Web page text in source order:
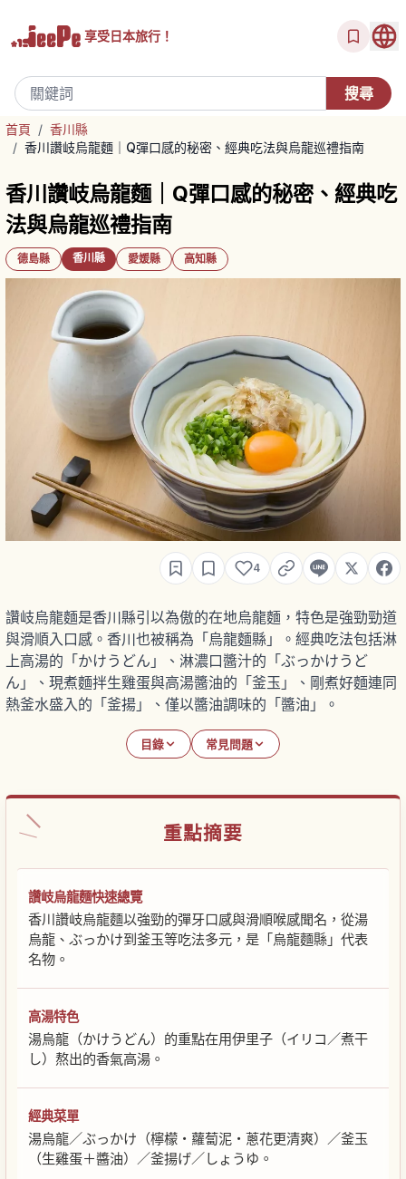
享受日本旅行！
首頁 / 香川縣
/ 香川讚岐烏龍麵｜Q彈口感的秘密、經典吃法與烏龍巡禮指南
香川讚岐烏龍麵｜Q彈口感的秘密、經典吃
法與烏龍巡禮指南
德島縣 香川縣 愛媛縣 高知縣
4
讚岐烏龍麵是香川縣引以為傲的在地烏龍麵，特色是強勁勁道
與滑順入口感。香川也被稱為「烏龍麵縣」。經典吃法包括淋
上高湯的「かけうどん」、淋濃口醬汁的「ぶっかけうど
ん」、現煮麵拌生雞蛋與高湯醬油的「釜玉」、剛煮好麵連同
熱釜水盛入的「釜揚」、僅以醬油調味的「醬油」。
目錄 常見問題
重點摘要
讚岐烏龍麵快速總覽
香川讚岐烏龍麵以強勁的彈牙口感與滑順喉感聞名，從湯
烏龍、ぶっかけ到釜玉等吃法多元，是「烏龍麵縣」代表
名物。
高湯特色
湯烏龍（かけうどん）的重點在用伊里子（イリコ／煮干
し）熬出的香氣高湯。
經典菜單
湯烏龍／ぶっかけ（檸檬・蘿蔔泥・蔥花更清爽）／釜玉
（生雞蛋＋醬油）／釜揚げ／しょうゆ。